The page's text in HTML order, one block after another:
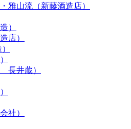
雅山流（新藤酒造店）
）
店）
長井蔵）
社）